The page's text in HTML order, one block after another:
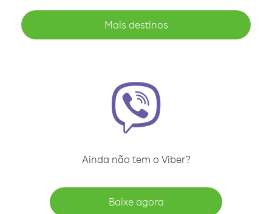
Mais destinos
Ainda não tem o Viber?
Baixe agora